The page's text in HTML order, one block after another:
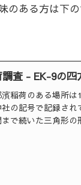
ある方は下の
査 - EK-9の四
稲荷のある場所は
の記号で記録さ
で続いた三角形